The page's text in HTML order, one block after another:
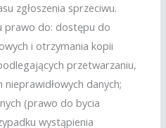
zgłoszenia sprzeciwu.
prawo do: dostępu do
i otrzymania kopii
przetwarzaniu,
danych;
(prawo do bycia
wystąpienia